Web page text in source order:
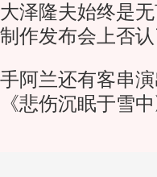
泽隆夫始终是
作发布会上否
兰还有客串演
悲伤沉眠于雪